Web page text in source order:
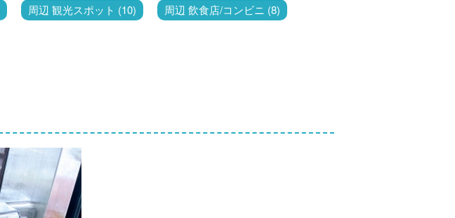
周辺 観光スポット (10) 周辺 飲食店/コンビニ (8)